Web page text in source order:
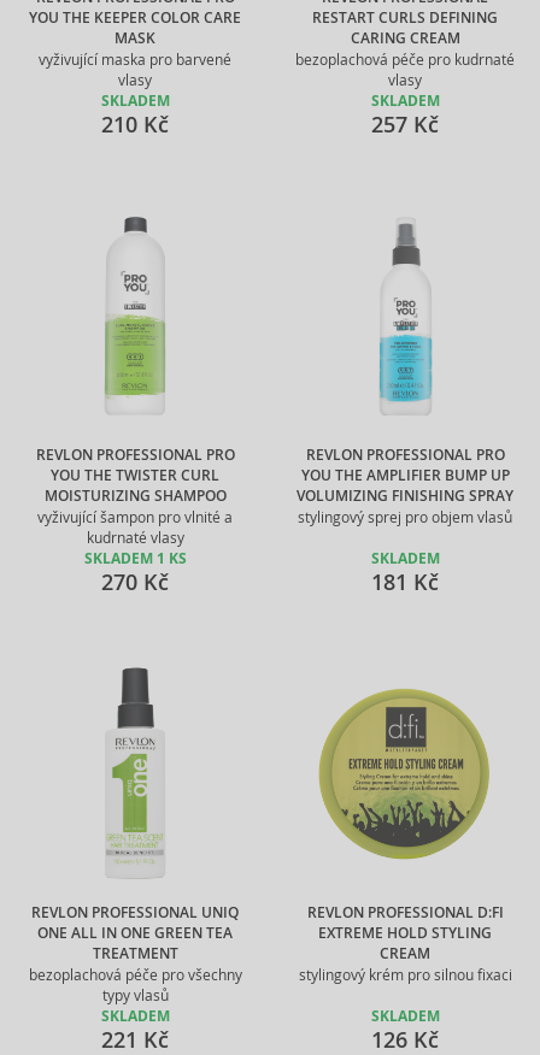
YOU THE KEEPER COLOR CARE
MASK
vyživující maska pro barvené
vlasy
SKLADEM
210 Kč
RESTART CURLS DEFINING
CARING CREAM
bezoplachová péče pro kudrnaté
vlasy
SKLADEM
257 Kč
REVLON PROFESSIONAL PRO
YOU THE TWISTER CURL
MOISTURIZING SHAMPOO
vyživující šampon pro vlnité a
kudrnaté vlasy
SKLADEM 1 KS
270 Kč
REVLON PROFESSIONAL PRO
YOU THE AMPLIFIER BUMP UP
VOLUMIZING FINISHING SPRAY
stylingový sprej pro objem vlasů
SKLADEM
181 Kč
REVLON PROFESSIONAL UNIQ
ONE ALL IN ONE GREEN TEA
TREATMENT
bezoplachová péče pro všechny
typy vlasů
SKLADEM
221 Kč
REVLON PROFESSIONAL D:FI
EXTREME HOLD STYLING
CREAM
stylingový krém pro silnou fixaci
SKLADEM
126 Kč